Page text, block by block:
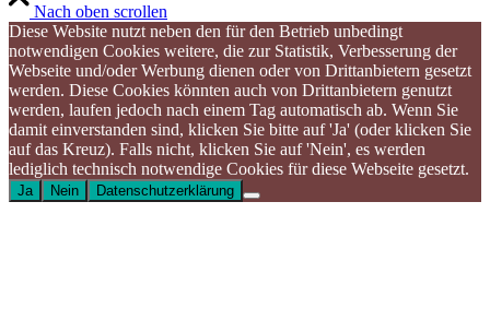
Nach oben scrollen
Diese Website nutzt neben den für den Betrieb unbedingt
notwendigen Cookies weitere, die zur Statistik, Verbesserung der
Webseite und/oder Werbung dienen oder von Drittanbietern gesetzt
werden. Diese Cookies könnten auch von Drittanbietern genutzt
werden, laufen jedoch nach einem Tag automatisch ab. Wenn Sie
damit einverstanden sind, klicken Sie bitte auf 'Ja' (oder klicken Sie
auf das Kreuz). Falls nicht, klicken Sie auf 'Nein', es werden
lediglich technisch notwendige Cookies für diese Webseite gesetzt.
Ja Nein Datenschutzerklärung